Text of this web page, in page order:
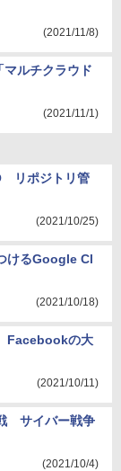
(2021/11/8)
ルチクラウド
(2021/11/1)
リポジトリ管
(2021/10/25)
けるGoogle Cl
(2021/10/18)
Facebookの大
(2021/10/11)
サイバー戦争
(2021/10/4)